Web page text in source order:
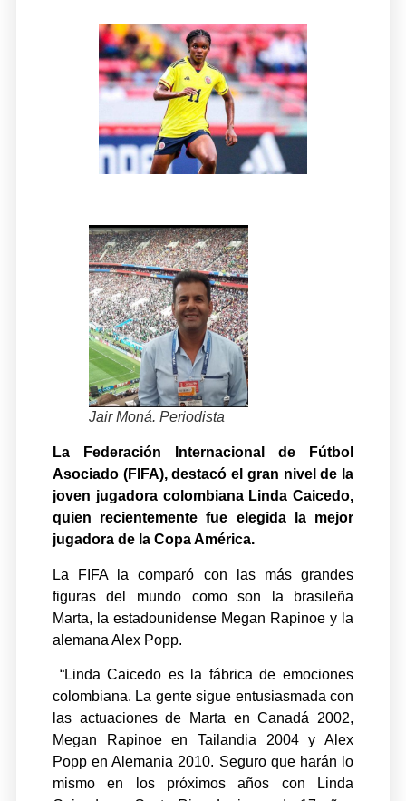
Jair Moná. Periodista
La Federación Internacional de Fútbol
Asociado (FIFA), destacó el gran nivel de la
joven jugadora colombiana Linda Caicedo,
quien recientemente fue elegida la mejor
jugadora de la Copa América.
La FIFA la comparó con las más grandes
figuras del mundo como son la brasileña
Marta, la estadounidense Megan Rapinoe y la
alemana Alex Popp.
“Linda Caicedo es la fábrica de emociones
colombiana. La gente sigue entusiasmada con
las actuaciones de Marta en Canadá 2002,
Megan Rapinoe en Tailandia 2004 y Alex
Popp en Alemania 2010. Seguro que harán lo
mismo en los próximos años con Linda